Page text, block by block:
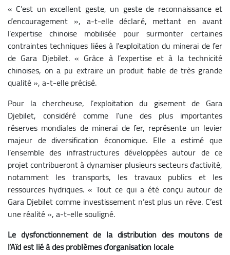
« C’est un excellent geste, un geste de reconnaissance et
d’encouragement », a-t-elle déclaré, mettant en avant
l’expertise chinoise mobilisée pour surmonter certaines
contraintes techniques liées à l’exploitation du minerai de fer
de Gara Djebilet. « Grâce à l’expertise et à la technicité
chinoises, on a pu extraire un produit fiable de très grande
qualité », a-t-elle précisé.
Pour la chercheuse, l’exploitation du gisement de Gara
Djebilet, considéré comme l’une des plus importantes
réserves mondiales de minerai de fer, représente un levier
majeur de diversification économique. Elle a estimé que
l’ensemble des infrastructures développées autour de ce
projet contribueront à dynamiser plusieurs secteurs d’activité,
notamment les transports, les travaux publics et les
ressources hydriques. « Tout ce qui a été conçu autour de
Gara Djebilet comme investissement n’est plus un rêve. C’est
une réalité », a-t-elle souligné.
Le dysfonctionnement de la distribution des moutons de
l’Aïd est lié à des problèmes d’organisation locale